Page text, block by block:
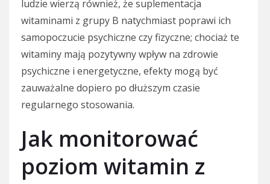
ludzie wierzą również, że suplementacja
witaminami z grupy B natychmiast poprawi ich
samopoczucie psychiczne czy fizyczne; chociaż te
witaminy mają pozytywny wpływ na zdrowie
psychiczne i energetyczne, efekty mogą być
zauważalne dopiero po dłuższym czasie
regularnego stosowania.
Jak monitorować
poziom witamin z